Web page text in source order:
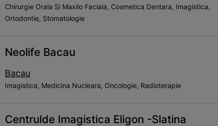
Chirurgie Orala Si Maxilo Faciala, Cosmetica Dentara, Imagistica,
Ortodontie, Stomatologie
Neolife Bacau
Bacau
Imagistica, Medicina Nucleara, Oncologie, Radioterapie
Centrulde Imagistica Eligon -Slatina